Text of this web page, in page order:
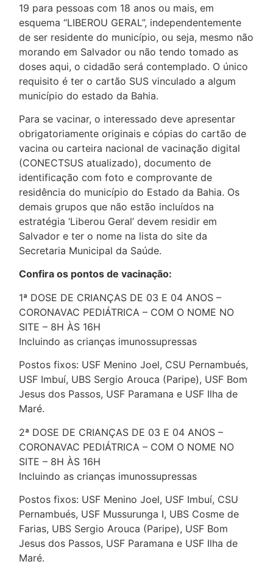
19 para pessoas com 18 anos ou mais, em
esquema “LIBEROU GERAL”, independentemente
de ser residente do município, ou seja, mesmo não
morando em Salvador ou não tendo tomado as
doses aqui, o cidadão será contemplado. O único
requisito é ter o cartão SUS vinculado a algum
município do estado da Bahia.
Para se vacinar, o interessado deve apresentar
obrigatoriamente originais e cópias do cartão de
vacina ou carteira nacional de vacinação digital
(CONECTSUS atualizado), documento de
identificação com foto e comprovante de
residência do município do Estado da Bahia. Os
demais grupos que não estão incluídos na
estratégia ‘Liberou Geral’ devem residir em
Salvador e ter o nome na lista do site da
Secretaria Municipal da Saúde.
Confira os pontos de vacinação:
1ª DOSE DE CRIANÇAS DE 03 E 04 ANOS –
CORONAVAC PEDIÁTRICA – COM O NOME NO
SITE – 8H ÀS 16H
Incluindo as crianças imunossupressas
Postos fixos: USF Menino Joel, CSU Pernambués,
USF Imbuí, UBS Sergio Arouca (Paripe), USF Bom
Jesus dos Passos, USF Paramana e USF Ilha de
Maré.
2ª DOSE DE CRIANÇAS DE 03 E 04 ANOS –
CORONAVAC PEDIÁTRICA – COM O NOME NO
SITE – 8H ÀS 16H
Incluindo as crianças imunossupressas
Postos fixos: USF Menino Joel, USF Imbuí, CSU
Pernambués, USF Mussurunga I, UBS Cosme de
Farias, UBS Sergio Arouca (Paripe), USF Bom
Jesus dos Passos, USF Paramana e USF Ilha de
Maré.